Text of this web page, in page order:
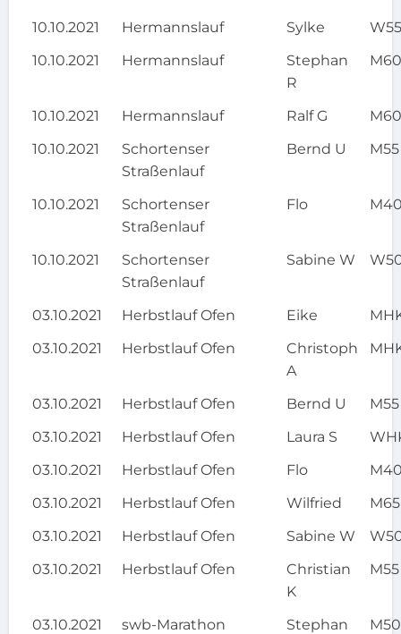
10.10.2021
Hermannslauf Sylke
10.10.2021
Hermannslauf
Stephan
R
10.10.2021 Hermannslauf Ralf G
10.10.2021
Schortenser
Straßenlauf
Bernd U M55
10.10.2021
Schortenser
Straßenlauf
Flo
10.10.2021
Schortenser
Straßenlauf
Sabine W
03.10.2021 Herbstlauf Ofen Eike
03.10.2021
Herbstlauf Ofen
Christoph
A
03.10.2021 Herbstlauf Ofen Bernd U
M55
03.10.2021
Herbstlauf Ofen Laura S
03.10.2021
Herbstlauf Ofen Flo
03.10.2021
Herbstlauf Ofen Wilfried
M65
03.10.2021
Herbstlauf Ofen Sabine W
03.10.2021
Herbstlauf Ofen
Christian
K
M55
03.10.2021
swb-Marathon
Stephan
M50